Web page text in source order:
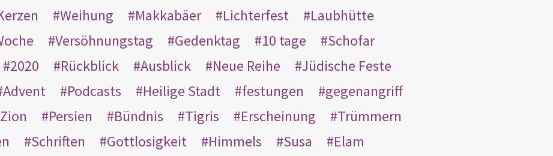
Weihung Makkabäer Lichterfest
Laubhütte
Versöhnungstag Gedenktag 10 tage
Schofar
2020 Rückblick Ausblick Neue Reihe
Jüdische Feste
Advent Podcasts Heilige Stadt festungen
gegenangriff
Persien Bündnis Tigris Erscheinung
Trümmern
Schriften Gottlosigkeit Himmels Susa
Elam